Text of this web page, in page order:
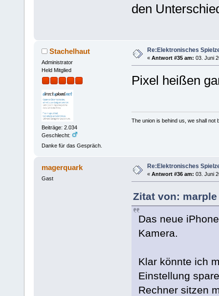
den
Stachelhaut
Administrator
Held Mitglied
Beiträge: 2.034
Geschlecht:
Danke für das Gespräch.
Re:Elektronisches
« Antwort #35 am: 03. Juni
Pixel heißen
The union is behind us, we shall not
magerquark
Gast
Re:Elektronisches
« Antwort #36 am: 03. Juni
Zitat von: marple
Das neue
Kamera.
Klar könnte ich
Einstellung
Rechner sitzen